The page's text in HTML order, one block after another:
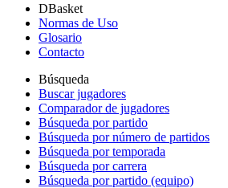
DBasket
Normas de Uso
Glosario
Contacto
Búsqueda
Buscar jugadores
Comparador de jugadores
Búsqueda por partido
Búsqueda por número de partidos
Búsqueda por temporada
Búsqueda por carrera
Búsqueda por partido (equipo)